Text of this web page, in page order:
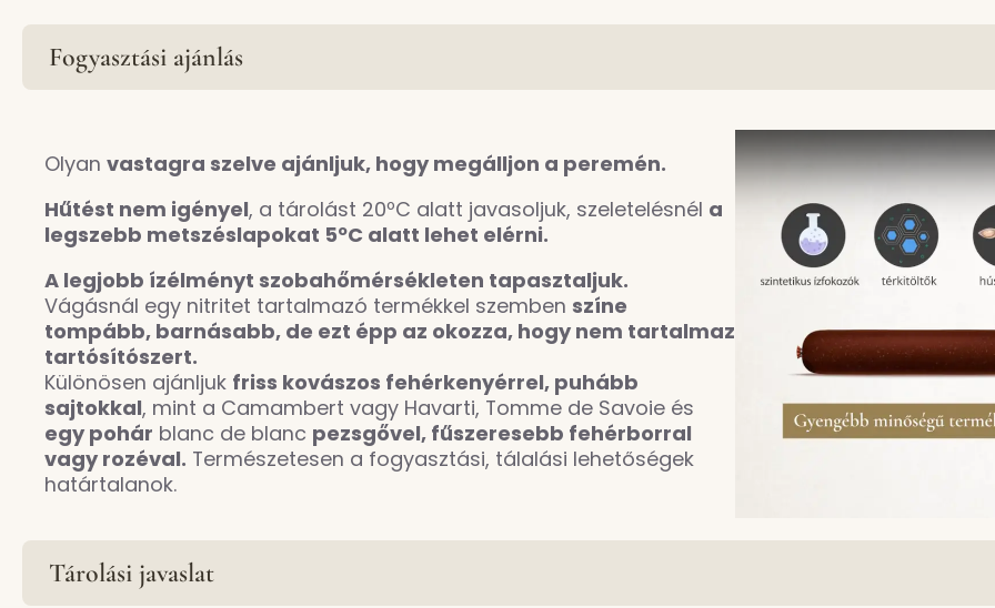
Fogyasztási ajánlás
Olyan vastagra szelve ajánljuk, hogy megálljon a peremén.
Hűtést nem igényel, a tárolást 20ºC alatt javasoljuk, szeletelésnél a
legszebb metszéslapokat 5ºC alatt lehet elérni.
A legjobb ízélményt szobahőmérsékleten tapasztaljuk.
Vágásnál egy nitritet tartalmazó termékkel szemben színe
tompább, barnásabb, de ezt épp az okozza, hogy nem tartalmaz
tartósítószert.
Különösen ajánljuk friss kovászos fehérkenyérrel, puhább
sajtokkal, mint a Camambert vagy Havarti, Tomme de Savoie és
egy pohár blanc de blanc pezsgővel, fűszeresebb fehérborral
vagy rozéval. Természetesen a fogyasztási, tálalási lehetőségek
határtalanok.
Tárolási javaslat